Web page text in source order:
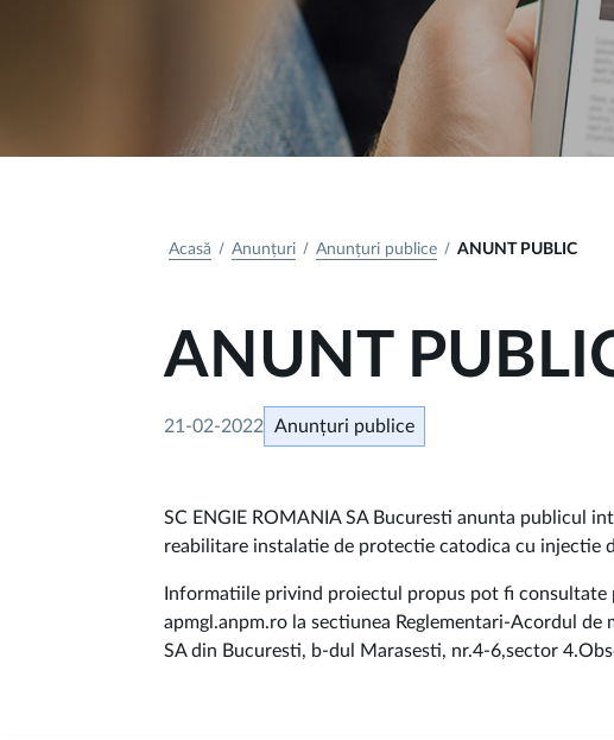
Acasă Anunțuri Anunțuri publice ANUNT PUBLIC
ANUNT
21-02-2022 Anunțuri publice
SC ENGIE ROMANIA SA Bucuresti anunta publicul
reabilitare instalatie de protectie catodica cu injectie
Informatiile privind proiectul propus pot fi
apmgl.anpm.ro la sectiunea Reglementari-Acordul
SA din Bucuresti, b-dul Marasesti, nr.4-6,sector